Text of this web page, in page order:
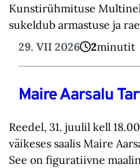
Kunstirühmituse
sukeldub armastuse ja
29. VII 2026
2minutit
Maire Aarsalu
Reedel, 31. juulil kell
väikeses saalis Maire
See on figuratiivne